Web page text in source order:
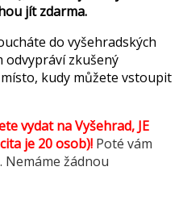
jít zdarma.
do vyšehradských
odvypráví zkušený
kudy můžete vstoupit
vydat na Vyšehrad, JE
je 20 osob)! Poté vám
žádnou